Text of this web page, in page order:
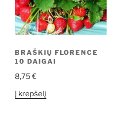
BRAŠKIŲ FLORENCE
10 DAIGAI
8,75€
Į krepšelį